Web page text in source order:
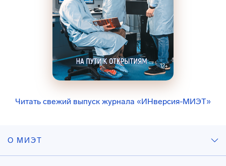
Читать свежий выпуск журнала «ИНверсия-МИЭТ»
О МИЭТ